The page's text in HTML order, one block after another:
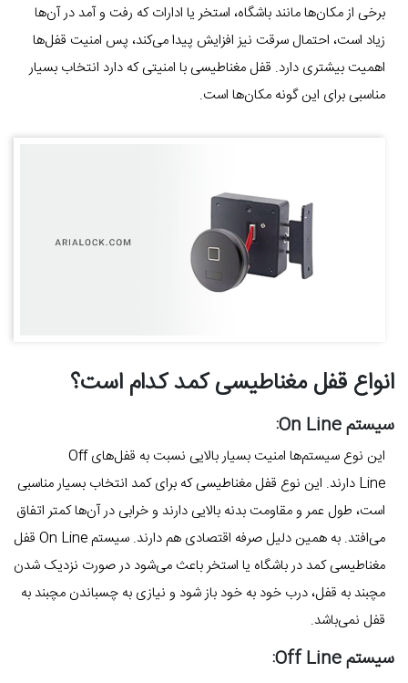
برخی از مکان‌ها مانند باشگاه، استخر یا ادارات که رفت و آمد در آن‌ها
زیاد است، احتمال سرقت نیز افزایش پیدا می‌کند، پس امنیت قفل‌ها
اهمیت بیشتری دارد. قفل مغناطیسی با امنیتی که دارد انتخاب بسیار
مناسبی برای این گونه مکان‌ها است.
انواع قفل مغناطیسی کمد کدام است؟
سیستم On Line:
این نوع سیستم‌ها امنیت بسیار بالایی نسبت به قفل‌های Off
Line دارند. این نوع قفل مغناطیسی که برای کمد انتخاب بسیار مناسبی
است، طول عمر و مقاومت بدنه بالایی دارند و خرابی در آن‌ها کمتر اتفاق
می‌افتد. به همین دلیل صرفه اقتصادی هم دارند. سیستم On Line قفل
مغناطیسی کمد در باشگاه یا استخر باعث می‌شود در صورت نزدیک شدن
مچبند به قفل، درب خود به خود باز شود و نیازی به چسباندن مچبند به
قفل نمی‌باشد.
سیستم Off Line: